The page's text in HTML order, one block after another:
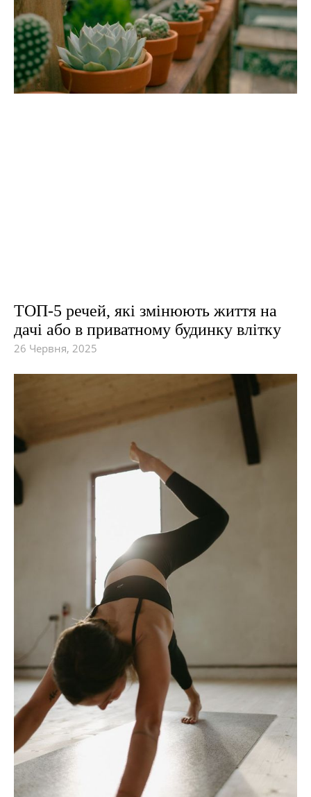
ТОП-5 речей, які змінюють життя на
дачі або в приватному будинку влітку
26 Червня, 2025